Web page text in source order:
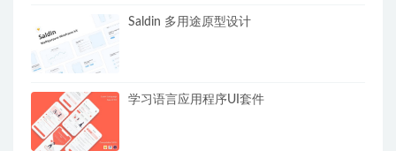
Saldin 多用途原型设计
学习语言应用程序UI套件